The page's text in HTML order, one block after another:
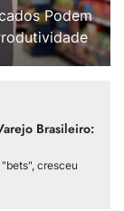
Podem
Brasileiro:
cresceu